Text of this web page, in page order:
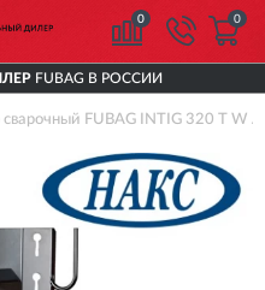
0 0
FUBAG В РОССИИ
сварочный FUBAG INTIG 320 T W